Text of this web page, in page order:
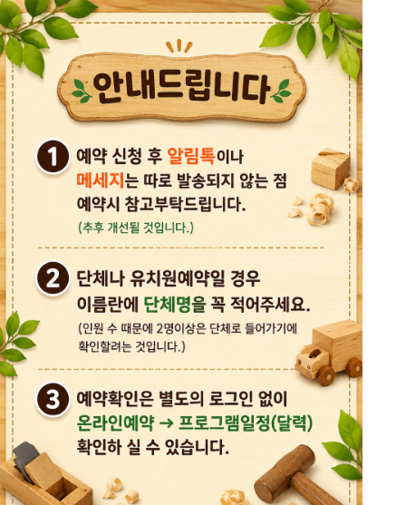
목공체험부터 숲체험 교육까지
다양한 경험을 할 수 있는